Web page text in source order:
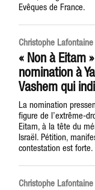
Evêques de France.
Christophe Lafontaine
« Non à Eitam
nomination à
Vashem qui
La nomination
figure de l’extrême-
Eitam, à la tête du
Israël. Pétition,
contestation est forte.
Christophe Lafontaine